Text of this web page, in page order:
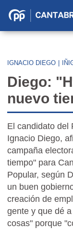
Partido
Cantabria
IGNACIO DIEGO
Diego:
nuevo
El candidato del
Ignacio Diego,
campaña
tiempo" para
Popular, según
un buen
creación de
gente y que dé
cosas" porque